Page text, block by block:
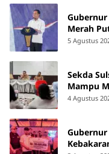
Merah
5 Agustus
Sekda
Mampu
4 Agustus